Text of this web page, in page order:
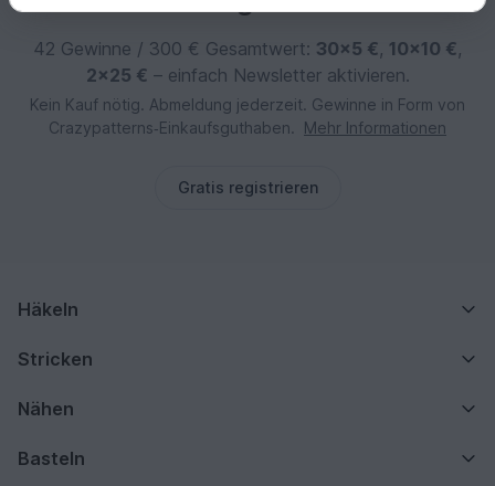
42 Gewinne / 300 € Gesamtwert: 30×5 €, 10×10 €,
2×25 € – einfach Newsletter aktivieren.
Kein Kauf nötig. Abmeldung jederzeit. Gewinne in Form von
Crazypatterns‑Einkaufsguthaben.
Mehr Informationen
Gratis registrieren
Häkeln
Stricken
Nähen
Basteln